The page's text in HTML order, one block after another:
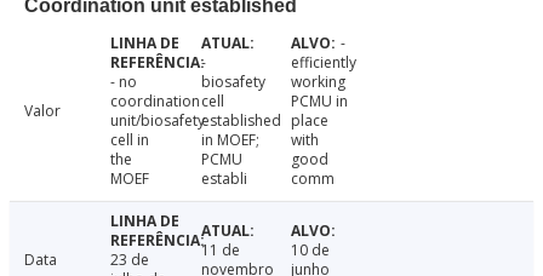
Coordination unit established
Valor
- no
coordination
unit/biosafety
cell in
the
MOEF
-
biosafety
cell
established
in MOEF;
PCMU
establi
-
efficiently
working
PCMU in
place
with
good
comm
Data
23 de
11 de
novembro
10 de
junho